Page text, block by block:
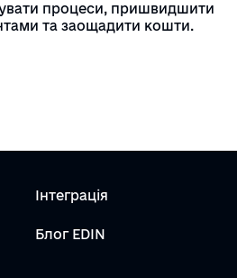
процеси, пришвидшити
та заощадити кошти.
Інтеграція
Блог EDIN